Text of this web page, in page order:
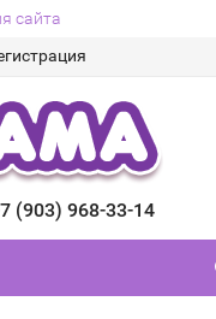
сайта
(903) 968-33-14